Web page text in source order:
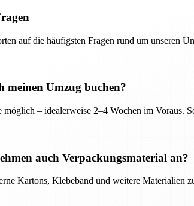
auf die häufigsten Fragen rund um unseren
meinen Umzug buchen?
möglich – idealerweise 2–4 Wochen im Voraus.
auch Verpackungsmaterial an?
Kartons, Klebeband und weitere Materialien